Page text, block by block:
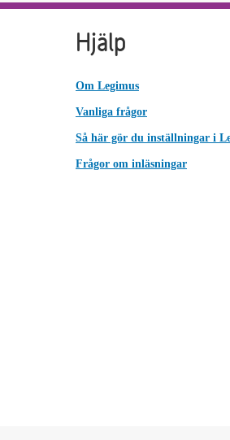
Hjälp
Om Legimus
Vanliga frågor
Så här gör du inställningar i
Frågor om inläsningar